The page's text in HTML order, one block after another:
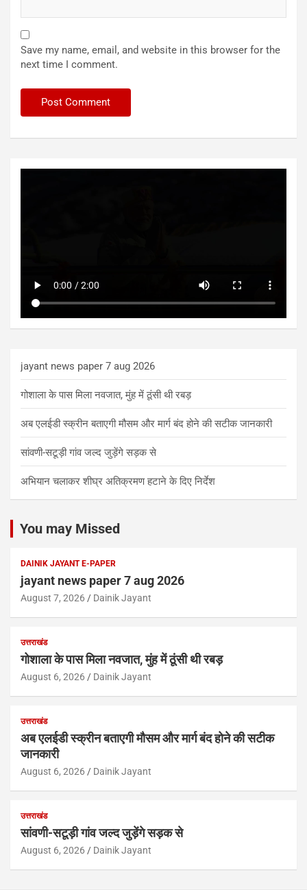
Save my name, email, and website in this browser for the
next time I comment.
jayant news paper 7 aug 2026
गोशाला के पास मिला नवजात, मुंह में ठूंसी थी रबड़
अब एलईडी स्क्रीन बताएगी मौसम और मार्ग बंद होने की सटीक जानकारी
सांवणी-सटूड़ी गांव जल्द जुड़ेंगे सड़क से
अभियान चलाकर शीघ्र अतिक्रमण हटाने के दिए निर्देश
You may Missed
DAINIK JAYANT E-PAPER
jayant news paper 7 aug 2026
August 7, 2026 Dainik Jayant
उत्तराखंड
गोशाला के पास मिला नवजात, मुंह में ठूंसी थी रबड़
August 6, 2026 Dainik Jayant
उत्तराखंड
अब एलईडी स्क्रीन बताएगी मौसम और मार्ग बंद होने की सटीक
जानकारी
August 6, 2026 Dainik Jayant
उत्तराखंड
सांवणी-सटूड़ी गांव जल्द जुड़ेंगे सड़क से
August 6, 2026 Dainik Jayant